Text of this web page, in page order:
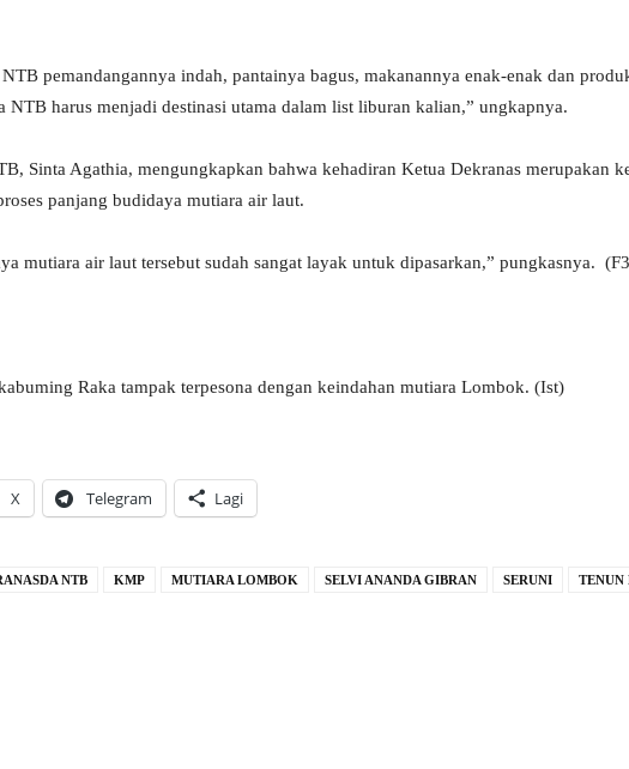
pemandangannya indah, pantainya bagus, makanannya enak-enak dan
harus menjadi destinasi utama dalam list liburan kalian,” ungkapnya.
Sinta Agathia, mengungkapkan bahwa kehadiran Ketua Dekranas merupakan
panjang budidaya mutiara air laut.
mutiara air laut tersebut sudah sangat layak untuk dipasarkan,” pungkasnya.
Raka tampak terpesona dengan keindahan mutiara Lombok. (Ist)
X Telegram Lagi
NTB KMP MUTIARA LOMBOK SELVI ANANDA GIBRAN SERUNI TENUN